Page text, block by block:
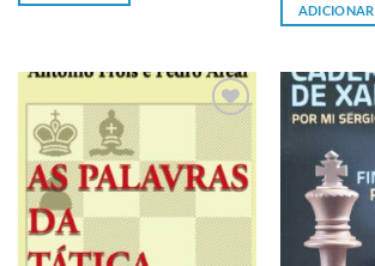
ADICIONAR
Adicionar
à lista de
desejos